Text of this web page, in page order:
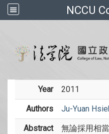
NCCU
Year 2011
Authors Ju-Yuan
Abstract
無論採用相